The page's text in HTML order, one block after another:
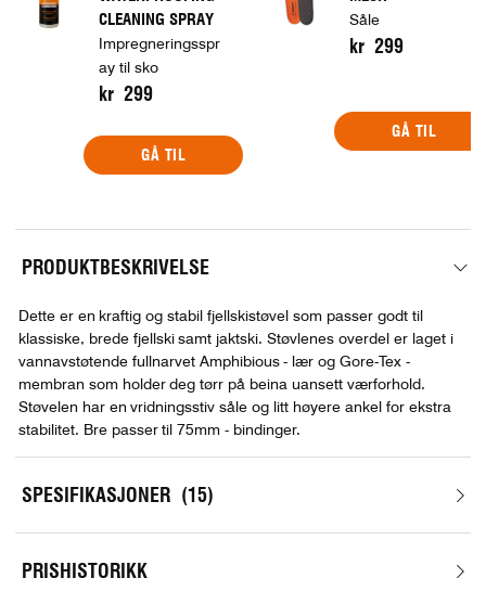
CLEANING SPRAY
Impregneringsspr
ay til sko
kr 299
GÅ TIL
Såle
kr 299
GÅ TIL
PRODUKTBESKRIVELSE
Dette er en kraftig og stabil fjellskistøvel som passer godt til
klassiske, brede fjellski samt jaktski. Støvlenes overdel er laget i
vannavstøtende fullnarvet Amphibious - lær og Gore-Tex -
membran som holder deg tørr på beina uansett værforhold.
Støvelen har en vridningsstiv såle og litt høyere ankel for ekstra
stabilitet. Bre passer til 75mm - bindinger.
SPESIFIKASJONER 15
PRISHISTORIKK